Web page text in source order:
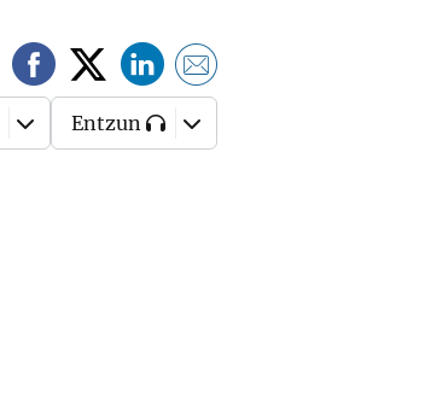
Entzun